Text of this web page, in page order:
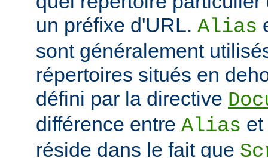
un préfixe d'URL. Alias
sont généralement
répertoires situés en
défini par la directive
différence entre Alias et
réside dans le fait que